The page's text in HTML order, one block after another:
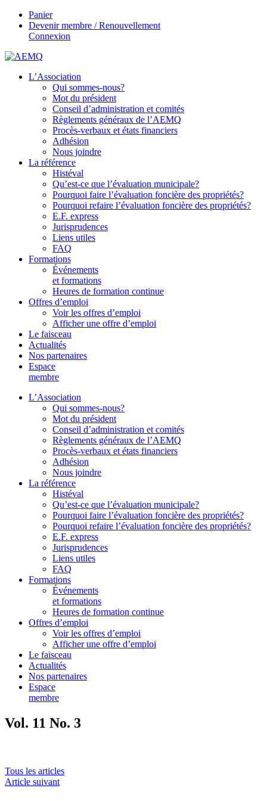
Panier
Devenir membre / Renouvellement
Connexion
L’Association
Qui sommes-nous?
Mot du président
Conseil d’administration et comités
Règlements généraux de l’AEMQ
Procès-verbaux et états financiers
Adhésion
Nous joindre
La référence
Histéval
Qu’est-ce que l’évaluation municipale?
Pourquoi faire l’évaluation foncière des propriétés?
Pourquoi refaire l’évaluation foncière des propriétés?
E.F. express
Jurisprudences
Liens utiles
FAQ
Formations
Événements
et formations
Heures de formation continue
Offres d’emploi
Voir les offres d’emploi
Afficher une offre d’emploi
Le faisceau
Actualités
Nos partenaires
Espace
membre
L’Association
Qui sommes-nous?
Mot du président
Conseil d’administration et comités
Règlements généraux de l’AEMQ
Procès-verbaux et états financiers
Adhésion
Nous joindre
La référence
Histéval
Qu’est-ce que l’évaluation municipale?
Pourquoi faire l’évaluation foncière des propriétés?
Pourquoi refaire l’évaluation foncière des propriétés?
E.F. express
Jurisprudences
Liens utiles
FAQ
Formations
Événements
et formations
Heures de formation continue
Offres d’emploi
Voir les offres d’emploi
Afficher une offre d’emploi
Le faisceau
Actualités
Nos partenaires
Espace
membre
Vol. 11 No. 3
Tous les articles
Article suivant